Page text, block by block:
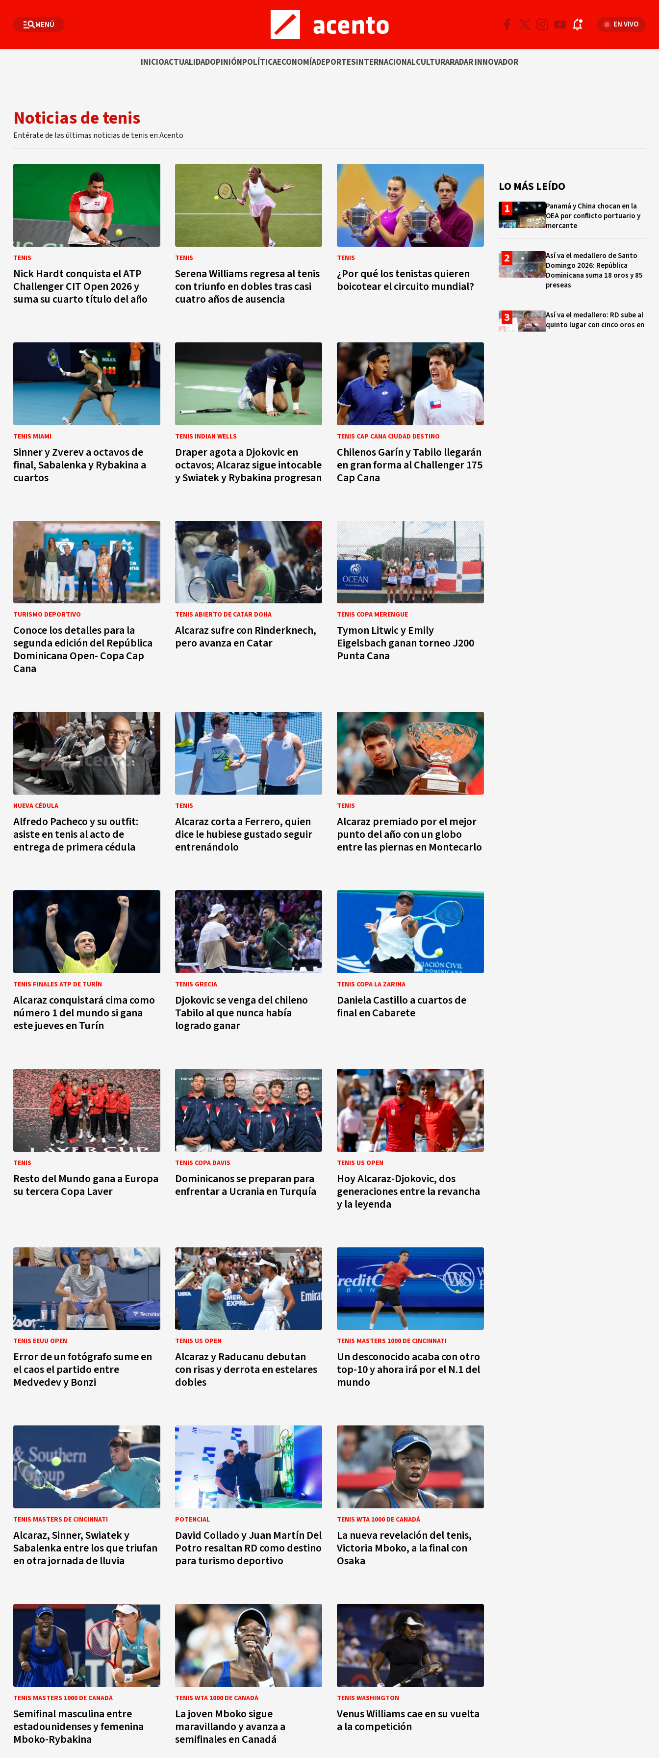
MENÚ EN VIVO
INICIOACTUALIDADOPINIÓNPOLÍTICAECONOMÍADEPORTESINTERNACIONALCULTURARADAR INNOVADOR
Noticias de tenis
Entérate de las últimas noticias de tenis en Acento
TENIS
Nick Hardt conquista el ATP
Challenger CIT Open 2026 y
suma su cuarto título del año
TENIS
Serena Williams regresa al tenis
con triunfo en dobles tras casi
cuatro años de ausencia
TENIS
¿Por qué los tenistas quieren
boicotear el circuito mundial?
TENIS MIAMI
Sinner y Zverev a octavos de
final, Sabalenka y Rybakina a
cuartos
TENIS INDIAN WELLS
Draper agota a Djokovic en
octavos; Alcaraz sigue intocable
y Swiatek y Rybakina progresan
TENIS CAP CANA CIUDAD DESTINO
Chilenos Garín y Tabilo llegarán
en gran forma al Challenger 175
Cap Cana
TURISMO DEPORTIVO
Conoce los detalles para la
segunda edición del República
Dominicana Open- Copa Cap
Cana
TENIS ABIERTO DE CATAR DOHA
Alcaraz sufre con Rinderknech,
pero avanza en Catar
TENIS COPA MERENGUE
Tymon Litwic y Emily
Eigelsbach ganan torneo J200
Punta Cana
NUEVA CÉDULA
Alfredo Pacheco y su outfit:
asiste en tenis al acto de
entrega de primera cédula
TENIS
Alcaraz corta a Ferrero, quien
dice le hubiese gustado seguir
entrenándolo
TENIS
Alcaraz premiado por el mejor
punto del año con un globo
entre las piernas en Montecarlo
TENIS FINALES ATP DE TURÍN
Alcaraz conquistará cima como
número 1 del mundo si gana
este jueves en Turín
TENIS GRECIA
Djokovic se venga del chileno
Tabilo al que nunca había
logrado ganar
TENIS COPA LA ZARINA
Daniela Castillo a cuartos de
final en Cabarete
TENIS
Resto del Mundo gana a Europa
su tercera Copa Laver
TENIS COPA DAVIS
Dominicanos se preparan para
enfrentar a Ucrania en Turquía
TENIS US OPEN
Hoy Alcaraz-Djokovic, dos
generaciones entre la revancha
y la leyenda
TENIS EEUU OPEN
Error de un fotógrafo sume en
el caos el partido entre
Medvedev y Bonzi
TENIS US OPEN
Alcaraz y Raducanu debutan
con risas y derrota en estelares
dobles
TENIS MASTERS 1000 DE CINCINNATI
Un desconocido acaba con otro
top-10 y ahora irá por el N.1 del
mundo
TENIS MASTERS DE CINCINNATI
Alcaraz, Sinner, Swiatek y
Sabalenka entre los que triufan
en otra jornada de lluvia
POTENCIAL
David Collado y Juan Martín Del
Potro resaltan RD como destino
para turismo deportivo
TENIS WTA 1000 DE CANADÁ
La nueva revelación del tenis,
Victoria Mboko, a la final con
Osaka
TENIS MASTERS 1000 DE CANADÁ
Semifinal masculina entre
estadounidenses y femenina
Mboko-Rybakina
TENIS WTA 1000 DE CANADÁ
La joven Mboko sigue
maravillando y avanza a
semifinales en Canadá
TENIS WASHINGTON
Venus Williams cae en su vuelta
a la competición
LO MÁS LEÍDO
Panamá y China chocan en la
OEA por conflicto portuario y
mercante
Así va el medallero de Santo
Domingo 2026: República
Dominicana suma 18 oros y 85
preseas
Así va el medallero: RD sube al
quinto lugar con cinco oros en